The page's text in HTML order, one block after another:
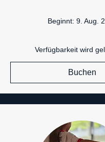
Beginnt: 9. Aug.
Verfügbarkeit wird
Buchen